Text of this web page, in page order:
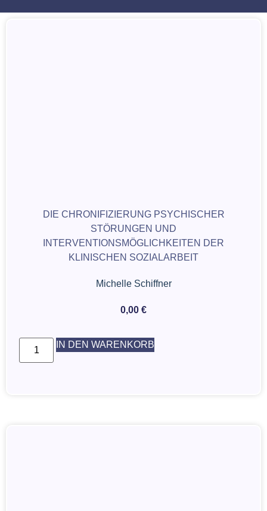
DIE CHRONIFIZIERUNG PSYCHISCHER
STÖRUNGEN UND
INTERVENTIONSMÖGLICHKEITEN DER
KLINISCHEN SOZIALARBEIT
Michelle Schiffner
0,00 €
IN DEN WARENKORB